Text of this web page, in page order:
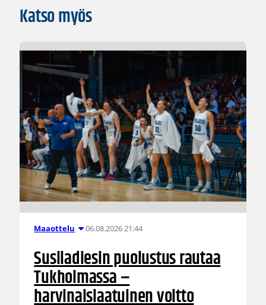
Katso myös
Maaottelu 06.08.2026 21:44
Susiladiesin puolustus rautaa
Tukholmassa –
harvinaislaatuinen voitto